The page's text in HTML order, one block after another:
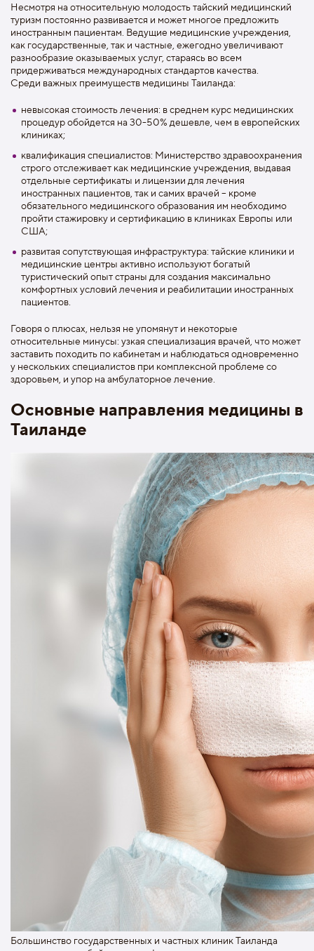
Несмотря на относительную молодость тайский медицинский
туризм постоянно развивается и может многое предложить
иностранным пациентам. Ведущие медицинские учреждения,
как государственные, так и частные, ежегодно увеличивают
разнообразие оказываемых услуг, стараясь во всем
придерживаться международных стандартов качества.
Среди важных преимуществ медицины Таиланда:
невысокая стоимость лечения: в среднем курс медицинских
процедур обойдется на 30-50% дешевле, чем в европейских
клиниках;
квалификация специалистов: Министерство здравоохранения
строго отслеживает как медицинские учреждения, выдавая
отдельные сертификаты и лицензии для лечения
иностранных пациентов, так и самих врачей – кроме
обязательного медицинского образования им необходимо
пройти стажировку и сертификацию в клиниках Европы или
США;
развитая сопутствующая инфраструктура: тайские клиники и
медицинские центры активно используют богатый
туристический опыт страны для создания максимально
комфортных условий лечения и реабилитации иностранных
пациентов.
Говоря о плюсах, нельзя не упомянут и некоторые
относительные минусы: узкая специализация врачей, что может
заставить походить по кабинетам и наблюдаться одновременно
у нескольких специалистов при комплексной проблеме со
здоровьем, и упор на амбулаторное лечение.
Основные направления медицины в
Таиланде
Большинство государственных и частных клиник Таиланда